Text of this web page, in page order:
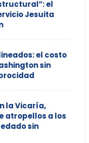
el
Jesuita
el costo
sin
la Vicaría,
atropellos a los
sin